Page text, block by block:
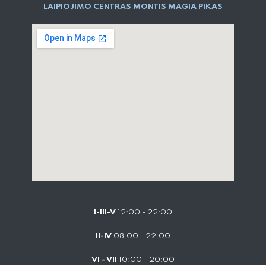
LAIPIOJIMO CENTRAS MONTIS MAGIA PIKAS
I-III-V 12:00 - 22:00
II-IV 08:00 - 22:00
VI - VII 10:00 - 20:00